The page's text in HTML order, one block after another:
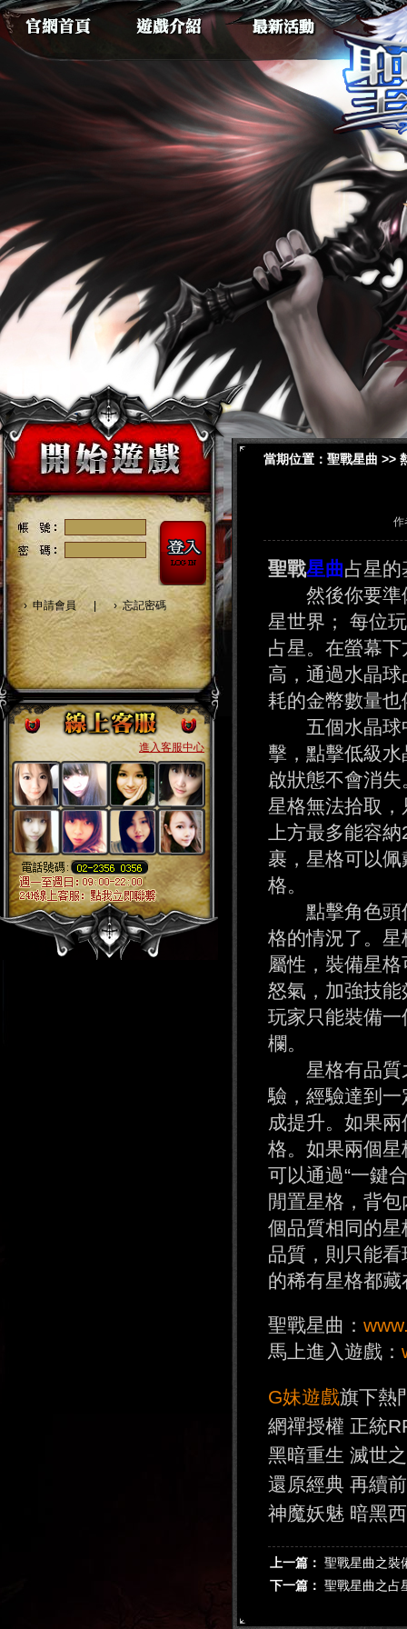
›申請會員 | ›忘記密碼
進入客服中心
當期位置： 聖戰星曲 >>
作
聖戰星曲占星
然後你要準備
星世界； 每位
占星。在螢幕
高，通過水晶
耗的金幣數量
五個水晶球中
擊，點擊低級
啟狀態不會消
星格無法拾取
上方最多能容納
裹，星格可以
格。
點擊角色頭像
格的情況了。
屬性，裝備星
怒氣，加強技
玩家只能裝備
欄。
星格有品質之
驗，經驗達到
成提升。如果
格。如果兩個
可以通過“一鍵
閒置星格，背
個品質相同的
品質，則只能
的稀有星格都
聖戰星曲：
馬上進入遊戲：
G妹遊戲旗下熱
網禪授權 正統
黑暗重生 滅世
還原經典 再續
神魔妖魅 暗黑
上一篇： 聖戰星曲之裝
下一篇： 聖戰星曲之占